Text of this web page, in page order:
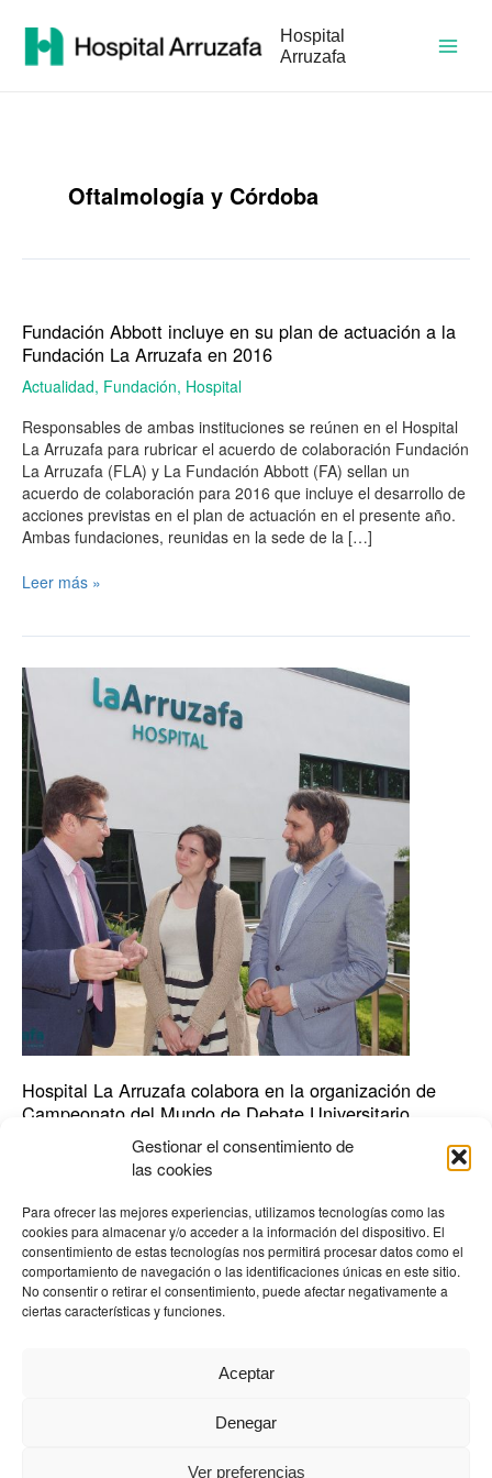
Gestionar el consentimiento de
las cookies
Para ofrecer las mejores experiencias, utilizamos tecnologías como las
cookies para almacenar y/o acceder a la información del dispositivo. El
consentimiento de estas tecnologías nos permitirá procesar datos como el
comportamiento de navegación o las identificaciones únicas en este sitio.
No consentir o retirar el consentimiento, puede afectar negativamente a
ciertas características y funciones.
Aceptar
Denegar
Ver preferencias
contenido
Hospital
Arruzafa
Oftalmología y Córdoba
Fundación Abbott incluye en su plan de actuación a la
Fundación La Arruzafa en 2016
Actualidad, Fundación, Hospital
Responsables de ambas instituciones se reúnen en el Hospital
La Arruzafa para rubricar el acuerdo de colaboración Fundación
La Arruzafa (FLA) y La Fundación Abbott (FA) sellan un
acuerdo de colaboración para 2016 que incluye el desarrollo de
acciones previstas en el plan de actuación en el presente año.
Ambas fundaciones, reunidas en la sede de la […]
Fundación
Abbott
en
su
plan
de
actuación
a
la
Fundación
La
Arruzafa
2016
Leer más »
Hospital La Arruzafa colabora en la organización de
Campeonato del Mundo de Debate Universitario
Hospital
prevé la presencia de 280 equipos procedentes de cuatro
continentes El Hospital La Arruzafa (HLA) participa como
empresa colaboradora del Campeonato del Mundo de Debate
Universitario que se va a celebrar en Córdoba durante el
próximo mes de julio. El centro médico oftalmológico,
Hospital
La
Arruzafa
colabora
en
la
organización
de
Campeonato
Mundo
Debate
Universitario
Innocamaras| Aviso legal